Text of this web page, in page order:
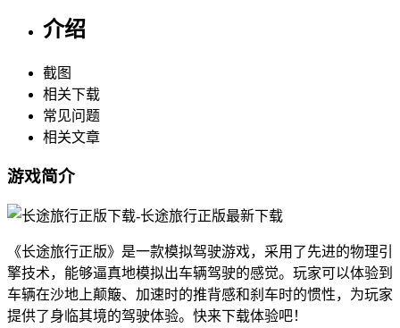
介绍
截图
相关下载
常见问题
相关文章
游戏简介
《长途旅行正版》是一款模拟驾驶游戏，采用了先进的物理引
擎技术，能够逼真地模拟出车辆驾驶的感觉。玩家可以体验到
车辆在沙地上颠簸、加速时的推背感和刹车时的惯性，为玩家
提供了身临其境的驾驶体验。快来下载体验吧！